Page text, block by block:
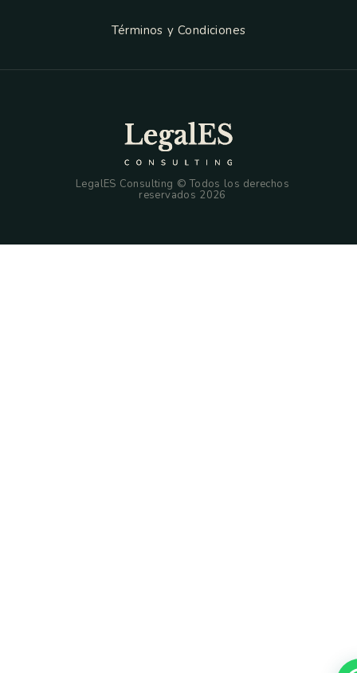
Términos y Condiciones
LegalES Consulting © Todos los derechos
reservados 2026